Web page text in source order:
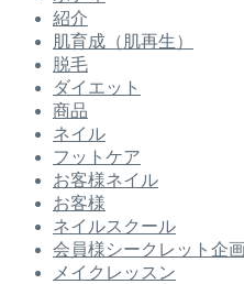
紹介
肌育成（肌再生）
脱毛
ダイエット
商品
ネイル
フットケア
お客様ネイル
お客様
ネイルスクール
会員様シークレット企
メイクレッスン